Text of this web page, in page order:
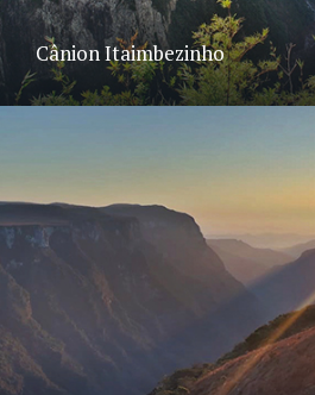
Cânion Itaimbezinho